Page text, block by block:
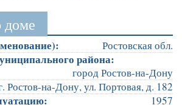
доме
Ростовская обл.
района:
город Ростов-на-Дону
Ростов-на-Дону, ул. Портовая, д. 182
1957